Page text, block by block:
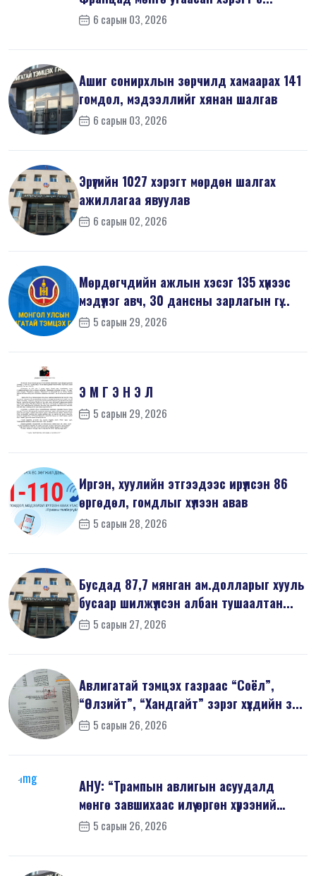
6 сарын 03, 2026
Ашиг сонирхлын зөрчилд хамаарах 141
гомдол, мэдээллийг хянан шалгав
6 сарын 03, 2026
Эрүүгийн 1027 хэрэгт мөрдөн шалгах
ажиллагаа явуулав
6 сарын 02, 2026
Мөрдөгчдийн ажлын хэсэг 135 хүнээс
мэдүүлэг авч, 30 дансны зарлагын гү...
5 сарын 29, 2026
Э М Г Э Н Э Л
5 сарын 29, 2026
Иргэн, хуулийн этгээдээс ирүүлсэн 86
өргөдөл, гомдлыг хүлээн авав
5 сарын 28, 2026
Бусдад 87,7 мянган ам.долларыг хууль
бусаар шилжүүлсэн албан тушаалтан...
5 сарын 27, 2026
Авлигатай тэмцэх газраас “Соёл”,
“Өлзийт”, “Хандгайт” зэрэг хүүхдийн з...
5 сарын 26, 2026
АНУ: “Трампын авлигын асуудалд
мөнгө завшихаас илүү өргөн хүрээний
шин...
5 сарын 26, 2026